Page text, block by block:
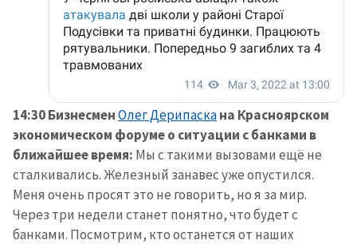
14:30БизнесменОлег Дерипаскана Красноярском
экономическом форуме о ситуации с банками в
ближайшее время: Мы с такими вызовами ещё не
сталкивались. Железный занавес уже опустился.
Меня очень просят это не говорить, но я за мир.
Через три недели станет понятно, что будет с
банками. Посмотрим, кто останется от наших